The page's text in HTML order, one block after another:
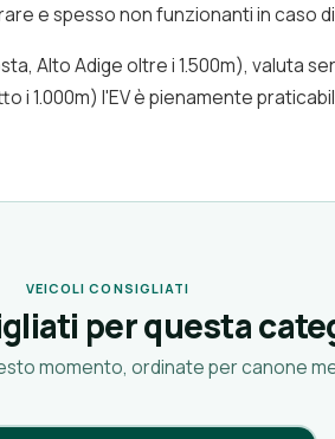
e spesso non funzionanti in caso
Alto Adige oltre i 1.500m), valuta
i 1.000m) l'EV è pienamente
VEICOLI CONSIGLIATI
per questa
momento, ordinate per canone